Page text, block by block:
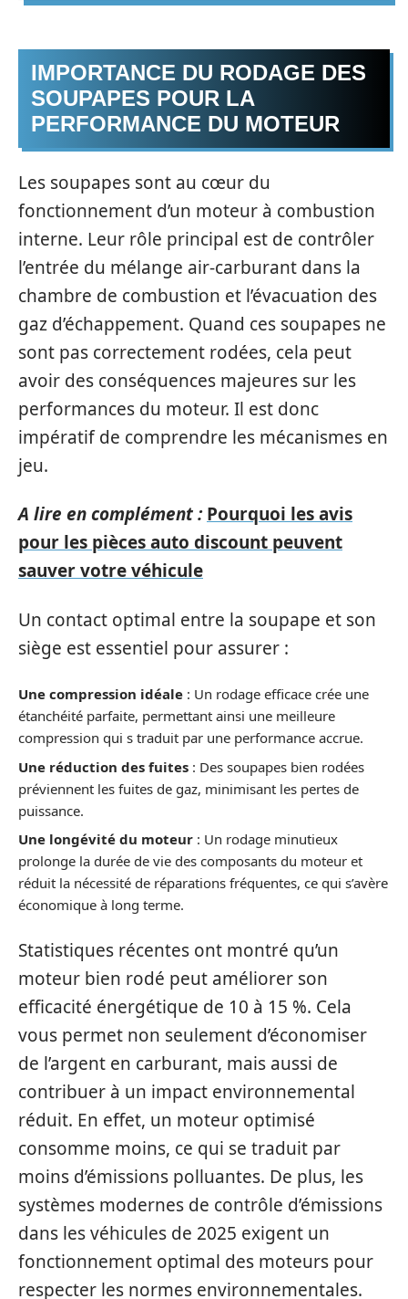
IMPORTANCE DU RODAGE DES
SOUPAPES POUR LA
PERFORMANCE DU MOTEUR
Les soupapes sont au cœur du
fonctionnement d’un moteur à combustion
interne. Leur rôle principal est de contrôler
l’entrée du mélange air-carburant dans la
chambre de combustion et l’évacuation des
gaz d’échappement. Quand ces soupapes ne
sont pas correctement rodées, cela peut
avoir des conséquences majeures sur les
performances du moteur. Il est donc
impératif de comprendre les mécanismes en
jeu.
A lire en complément : Pourquoi les avis
pour les pièces auto discount peuvent
sauver votre véhicule
Un contact optimal entre la soupape et son
siège est essentiel pour assurer :
Une compression idéale : Un rodage efficace crée une
étanchéité parfaite, permettant ainsi une meilleure
compression qui s traduit par une performance accrue.
Une réduction des fuites : Des soupapes bien rodées
préviennent les fuites de gaz, minimisant les pertes de
puissance.
Une longévité du moteur : Un rodage minutieux
prolonge la durée de vie des composants du moteur et
réduit la nécessité de réparations fréquentes, ce qui s’avère
économique à long terme.
Statistiques récentes ont montré qu’un
moteur bien rodé peut améliorer son
efficacité énergétique de 10 à 15 %. Cela
vous permet non seulement d’économiser
de l’argent en carburant, mais aussi de
contribuer à un impact environnemental
réduit. En effet, un moteur optimisé
consomme moins, ce qui se traduit par
moins d’émissions polluantes. De plus, les
systèmes modernes de contrôle d’émissions
dans les véhicules de 2025 exigent un
fonctionnement optimal des moteurs pour
respecter les normes environnementales.